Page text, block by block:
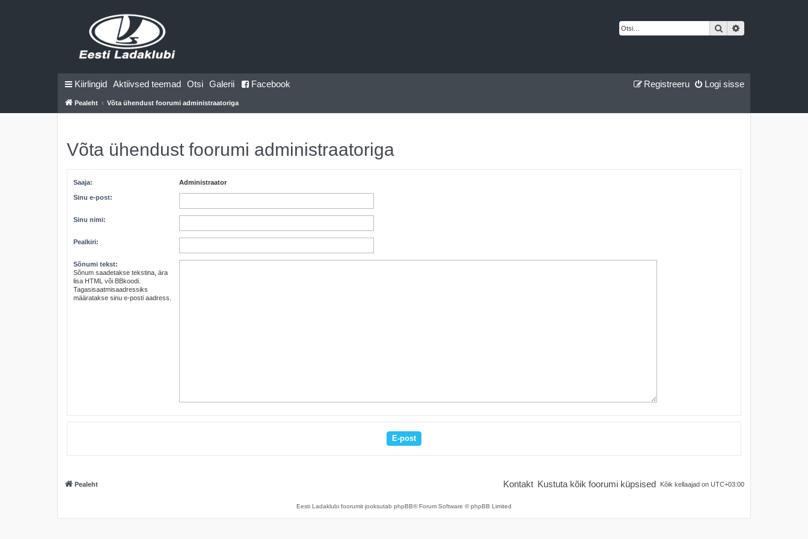
Otsi
Kiirlingid Aktiivsed teemad Otsi Galerii Facebook Logi sisse
Registreeru
Pealeht Võta ühendust foorumi administraatoriga
Võta ühendust foorumi administraatoriga
Saaja: Administraator
Sinu e-post:
Sinu nimi:
Pealkiri:
Sõnumi tekst:
Sõnum saadetakse tekstina, ära
lisa HTML või BBkoodi.
Tagasisaatmisaadressiks
määratakse sinu e-posti aadress.
Pealeht Kõik kellaajad on UTC+03:00
Kustuta kõik foorumi küpsised
Kontakt
Eesti Ladaklubi foorumit jooksutab phpBB® Forum Software © phpBB Limited